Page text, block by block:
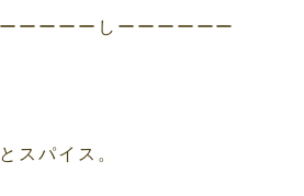
ーーーーしーーーーーー
スパイス。